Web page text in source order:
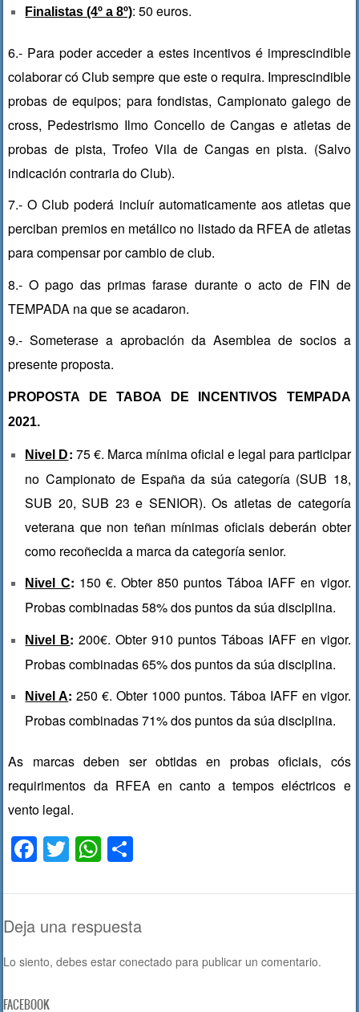
Finalistas (4º a 8º): 50 euros.
6.- Para poder acceder a estes incentivos é imprescindible
colaborar có Club sempre que este o requira. Imprescindible
probas de equipos; para fondistas, Campionato galego de
cross, Pedestrismo Ilmo Concello de Cangas e atletas de
probas de pista, Trofeo Vila de Cangas en pista. (Salvo
indicación contraria do Club).
7.- O Club poderá incluír automaticamente aos atletas que
perciban premios en metálico no listado da RFEA de atletas
para compensar por cambio de club.
8.- O pago das primas farase durante o acto de FIN de
TEMPADA na que se acadaron.
9.- Someterase a aprobación da Asemblea de socios a
presente proposta.
PROPOSTA DE TABOA DE INCENTIVOS TEMPADA
2021.
Nivel D: 75 €. Marca mínima oficial e legal para participar
no Campionato de España da súa categoría (SUB 18,
SUB 20, SUB 23 e SENIOR). Os atletas de categoría
veterana que non teñan mínimas oficiais deberán obter
como recoñecida a marca da categoría senior.
Nivel C: 150 €. Obter 850 puntos Táboa IAFF en vigor.
Probas combinadas 58% dos puntos da súa disciplina.
Nivel B: 200€. Obter 910 puntos Táboas IAFF en vigor.
Probas combinadas 65% dos puntos da súa disciplina.
Nivel A: 250 €. Obter 1000 puntos. Táboa IAFF en vigor.
Probas combinadas 71% dos puntos da súa disciplina.
As marcas deben ser obtidas en probas oficiais, cós
requirimentos da RFEA en canto a tempos eléctricos e
vento legal.
F
a
c
e
b
o
o
T
wi
tt
er
W
h
at
s
A
p
m
p
ar
tir
Deja una respuesta
Lo siento, debes estarconectado para publicar un comentario.
FACEBOOK